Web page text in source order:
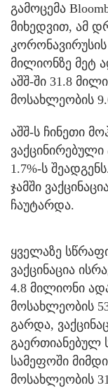
გამოცემა
მიხედვით, ამ
კორონავირუსის
მილიონზე მეტ
აშშ-ში 31.8
მოსახლეობის
აშშ-ს ჩინეთი
1.7%-ს
ჯამში
ჩაუტარდა.
ყველაზე
ვაქცინაცია
4.8 მილიონი
მოსახლეობის
გარდა,
გაერთიანებულ
სამეფოში
მოსახლეობის